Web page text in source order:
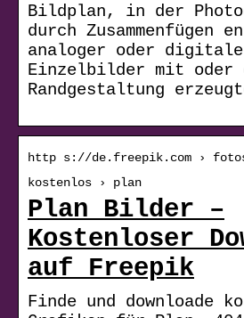
Bildplan, in der
durch Zusammenfügen
analoger oder
Einzelbilder mit oder
Randgestaltung
http s://de.freepik.com ›
kostenlos › plan
Plan Bilder –
Kostenloser
auf Freepik
Finde und downloade